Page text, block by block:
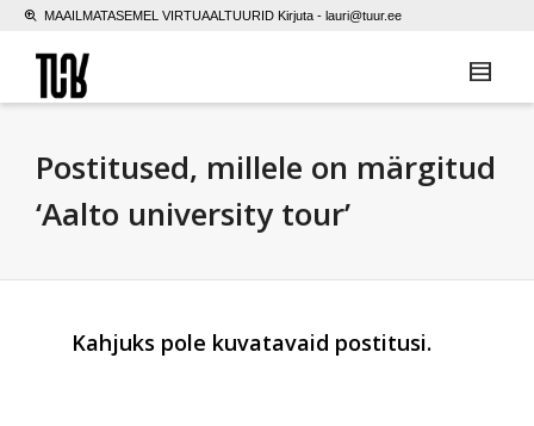
MAAILMATASEMEL VIRTUAALTUURID Kirjuta - lauri@tuur.ee
Postitused, millele on märgitud
‘Aalto university tour’
Kahjuks pole kuvatavaid postitusi.